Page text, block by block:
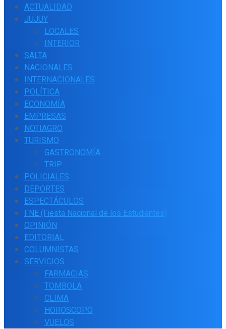
ACTUALIDAD
JUJUY
LOCALES
INTERIOR
SALTA
NACIONALES
INTERNACIONALES
POLÍTICA
ECONOMÍA
EMPRESAS
NOTIAGRO
TURISMO
GASTRONOMÍA
TRIP
POLICIALES
DEPORTES
ESPECTÁCULOS
FNE (Fiesta Nacional de los Estudiantes)
OPINIÓN
EDITORIAL
COLUMNISTAS
SERVICIOS
FARMACIAS
TOMBOLA
CLIMA
HOROSCOPO
VUELOS